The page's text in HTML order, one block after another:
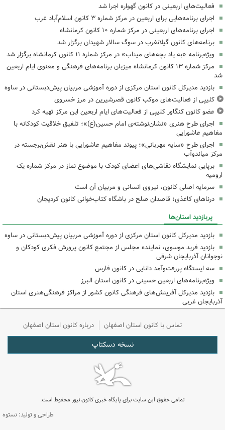
فعالیت‌های اربعینی در کانون گهواره اجرا شد
اجرای برنامه‌هایی برای اربعین در مرکز شماره ۳ کانون اسلام‌آباد غرب
اجرای برنامه‌های اربعینی در مرکز شماره ۱۰ کانون کرمانشاه
برنامه‌های کانون گیلانغرب در سوگ سالار شهیدان برگزار شد
ویژه‌برنامه «به یاد بچه‌های میناب» در مرکز شماره ۱۱ کانون کرمانشاه برگزار شد
مرکز شماره ۱۳ کانون کرمانشاه میزبان برنامه‌های فرهنگی و معنوی ایام اربعین
شد
بازدید مدیرکل کانون استان مرکزی از دوره آموزشی مربیان پیش‌دبستانی در ساوه
کلیپی از فعالیت‌های موکب کانون قصرشیرین در مرز خسروی
عضو کانون کنگاور کلیپی از فعالیت‌های ایام اربعین این مرکز تهیه کرد
اجرای طرح هنری «نشان‌نوشته‌ی امام حسین(ع)»؛ تلفیق خلاقیت کودکانه با
مفاهیم عاشورایی
اجرای طرح «سایه مهربانی»؛ پیوند مفاهیم عاشورایی با هنر نقش‌برجسته در
مرکز میاندوآب
برپایی نمایشگاه نقاشی‌های اعضای کودک با موضوع نماز در مرکز شماره یک
ارومیه
سرمایه اصلی کانون، نیروی انسانی و مربیان آن است
درناهای کاغذی؛ قاصدان صلح در باشگاه کتاب‌خوانی کانون کردیجان
پربازدید استان‌ها
بازدید مدیرکل کانون استان مرکزی از دوره آموزشی مربیان پیش‌دبستانی در ساوه
بازدید فرید موسوی، نماینده مجلس از مجتمع کانون پرورش فکری کودکان و
نوجوانان آذربایجان شرقی
سه ایستگاه پررفت‌وآمد دانایی در کانون فارس
ویژه‌برنامه‌های اربعین حسینی در کانون استان البرز
بازدید مدیرکل آفرینش‌های فرهنگی کانون کشور از مراکز فرهنگی‌هنری استان
آذربایجان غربی
تماس با کانون استان اصفهان درباره کانون استان اصفهان
نسخه دسکتاپ
تمامی حقوق این سایت برای پایگاه خبری کانون نیوز محفوظ است.
طراحی و تولید: نستوه